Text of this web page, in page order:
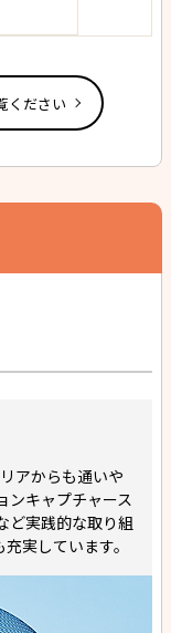
ください
アからも通いや
ンキャプチャース
ど実践的な取り組
実しています。